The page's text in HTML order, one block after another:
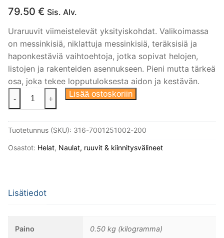
79.50 € Sis. Alv.
Uraruuvit viimeistelevät yksityiskohdat. Valikoimassa
on messinkisiä, niklattuja messinkisiä, teräksisiä ja
haponkestäviä vaihtoehtoja, jotka sopivat helojen,
listojen ja rakenteiden asennukseen. Pieni mutta tärkeä
osa, joka tekee lopputuloksesta aidon ja kestävän.
Puuruuvi,
TFS
×
1¼"
×
mm),
teräs,
- + Lisää ostoskoriin
Tuotetunnus (SKU): 316-7001251002-200
Osastot: Helat, Naulat, ruuvit & kiinnitysvälineet
Lisätiedot
Paino 0.50 kg (kilogramma)